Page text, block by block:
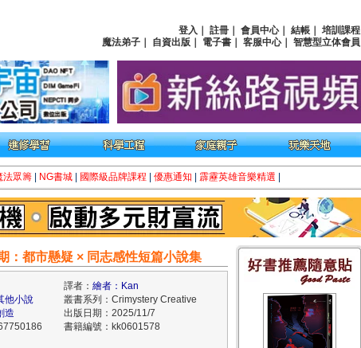
登入 註冊 會員中心｜ 結帳
培訓課程
魔法弟子
自資出版 電子書 客服中心｜ 智慧型立体會員
法眾籌 NG書城 國際級品牌課程 優惠通知 霹靂英雄音樂精選
：都市懸疑 × 同志感性短篇小說集
譯者： 繪者：Kan
他小說
叢書系列：Crimystery Creative
造
出版日期：2025/11/7
書籍編號：kk0601578